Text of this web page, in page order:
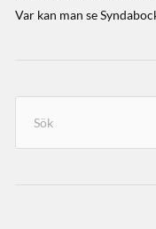
Var kan man se